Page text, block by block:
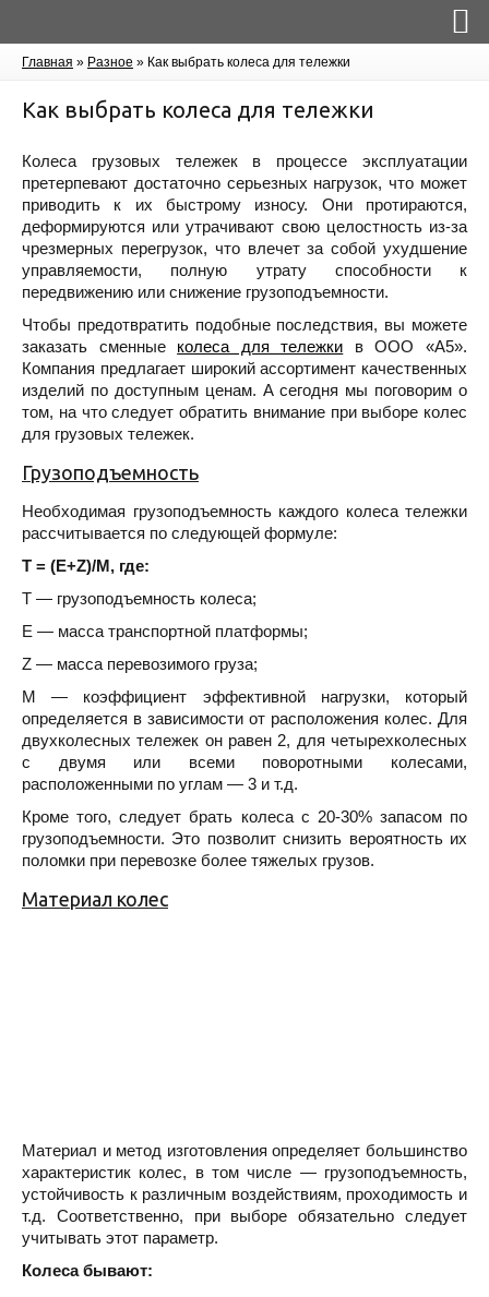
Главная » Разное » Как выбрать колеса для тележки
Как выбрать колеса для тележки
Колеса грузовых тележек в процессе эксплуатации
претерпевают достаточно серьезных нагрузок, что может
приводить к их быстрому износу. Они протираются,
деформируются или утрачивают свою целостность из-за
чрезмерных перегрузок, что влечет за собой ухудшение
управляемости, полную утрату способности к
передвижению или снижение грузоподъемности.
Чтобы предотвратить подобные последствия, вы можете
заказать сменные колеса для тележки в ООО «А5».
Компания предлагает широкий ассортимент качественных
изделий по доступным ценам. А сегодня мы поговорим о
том, на что следует обратить внимание при выборе колес
для грузовых тележек.
Грузоподъемность
Необходимая грузоподъемность каждого колеса тележки
рассчитывается по следующей формуле:
Т = (E+Z)/M, где:
T — грузоподъемность колеса;
E — масса транспортной платформы;
Z — масса перевозимого груза;
M — коэффициент эффективной нагрузки, который
определяется в зависимости от расположения колес. Для
двухколесных тележек он равен 2, для четырехколесных
с двумя или всеми поворотными колесами,
расположенными по углам — 3 и т.д.
Кроме того, следует брать колеса с 20-30% запасом по
грузоподъемности. Это позволит снизить вероятность их
поломки при перевозке более тяжелых грузов.
Материал колес
Материал и метод изготовления определяет большинство
характеристик колес, в том числе — грузоподъемность,
устойчивость к различным воздействиям, проходимость и
т.д. Соответственно, при выборе обязательно следует
учитывать этот параметр.
Колеса бывают: